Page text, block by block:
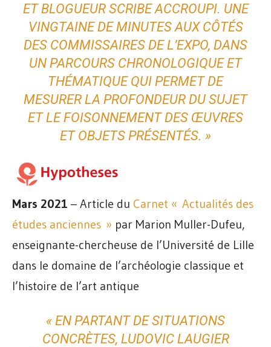
ET BLOGUEUR SCRIBE ACCROUPI. UNE
VINGTAINE DE MINUTES AUX CÔTÉS
DES COMMISSAIRES DE L’EXPO, DANS
UN PARCOURS CHRONOLOGIQUE ET
THÉMATIQUE QUI PERMET DE
MESURER LA PROFONDEUR DU SUJET
ET LE FOISONNEMENT DES ŒUVRES
ET OBJETS PRÉSENTÉS. »
Mars 2021 – Article du Carnet « Actualités des
études anciennes » par Marion Muller-Dufeu,
enseignante-chercheuse de l’Université de Lille
dans le domaine de l’archéologie classique et
l’histoire de l’art antique
« EN PARTANT DE SITUATIONS
CONCRÈTES, LUDOVIC LAUGIER